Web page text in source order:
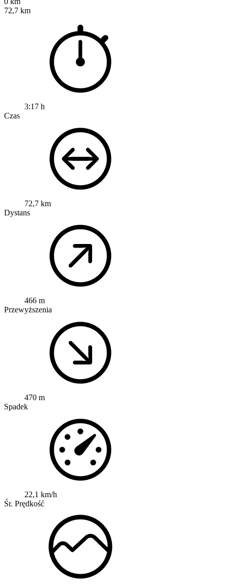
72,7 km
3:17 h
Czas
72,7 km
Dystans
466 m
Przewyższenia
470 m
Spadek
22,1 km/h
Śr. Prędkość